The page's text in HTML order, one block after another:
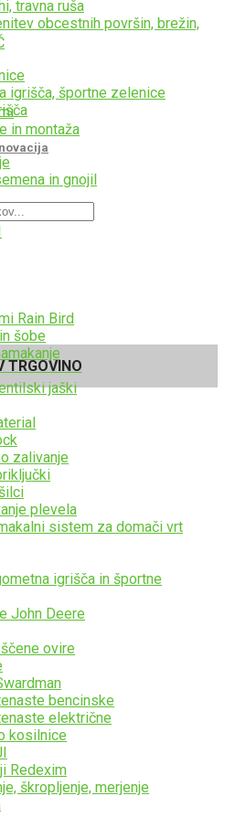
in montaža
TRGOVINO
travna ruša
obcestnih površin, brežin,
igrišča, športne zelenice
in gnojil
Rain Bird
šobe
jaški
zalivanje
plevela
sistem za domači vrt
igrišča in športne
John Deere
ovire
bencinske
električne
kosilnice
Redexim
škropljenje, merjenje